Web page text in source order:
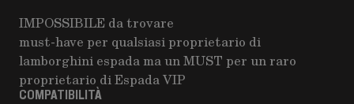
IMPOSSIBILE da trovare
must-have per qualsiasi proprietario di
lamborghini espada ma un MUST per un raro
proprietario di Espada VIP
COMPATIBILITÀ